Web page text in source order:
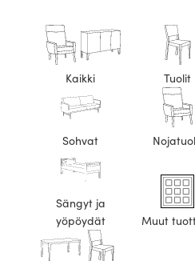
Kaikki Tuolit
Sohvat
Sängyt ja
yöpöydät
Muut